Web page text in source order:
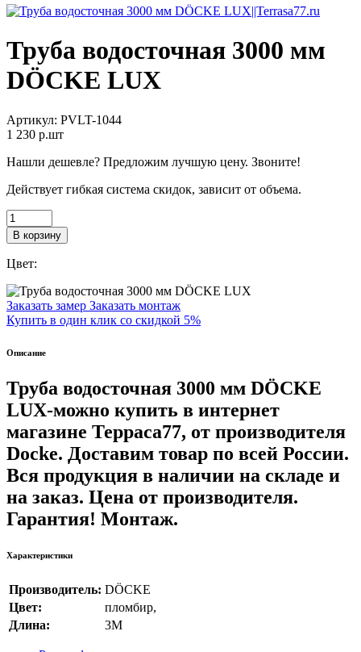
Труба водосточная 3000 мм
DÖCKE LUX
Артикул: PVLT-1044
1 230 p.шт
Нашли дешевле? Предложим лучшую цену. Звоните!
Действует гибкая система скидок, зависит от объема.
В корзину
Цвет:
Заказать замер Заказать монтаж
Купить в один клик со скидкой 5%
Описание
Труба водосточная 3000 мм DÖCKE
LUX-можно купить в интернет
магазине Терраса77, от производителя
Docke. Доставим товар по всей России.
Вся продукция в наличии на складе и
на заказ. Цена от производителя.
Гарантия! Монтаж.
Характеристики
Производитель: DÖCKE
Цвет:
пломбир,
Длина:
3М